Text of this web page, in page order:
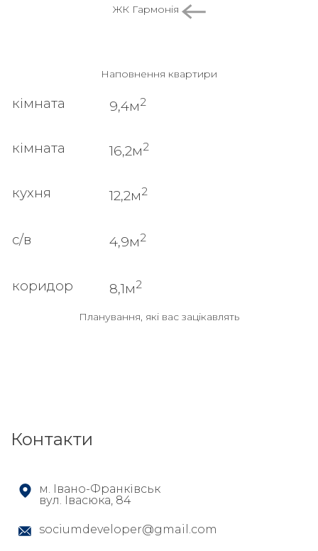
ЖК Гармонія
Наповнення квартири
кімната 9,4м2
кімната 16,2м2
кухня 12,2м2
с/в 4,9м2
коридор 8,1м2
Планування, які вас зацікавлять
Контакти
м. Івано-Франківськ
вул. Івасюка, 84
sociumdeveloper@gmail.com